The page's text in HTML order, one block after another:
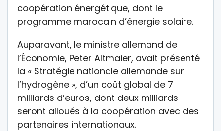
coopération énergétique, dont le
programme marocain d’énergie solaire.
Auparavant, le ministre allemand de
l’Économie, Peter Altmaier, avait présenté
la « Stratégie nationale allemande sur
l’hydrogène », d’un coût global de 7
milliards d’euros, dont deux milliards
seront alloués à la coopération avec des
partenaires internationaux.